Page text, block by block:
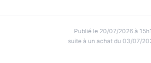
Publié le 20/07/2026 à
suite à un achat du 03/07/